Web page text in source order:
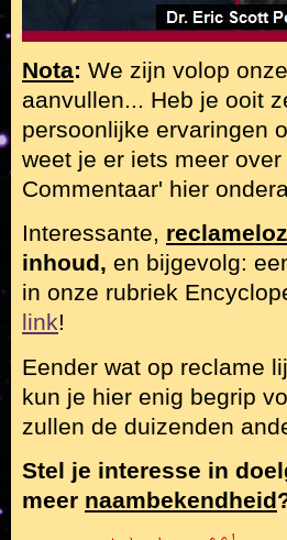
Nota: We zijn volop
aanvullen... Heb je ooit
persoonlijke ervaringen
weet je er iets meer
Commentaar' hier
Interessante,
inhoud, en bijgevolg:
in onze rubriek
link!
Eender wat op reclame
kun je hier enig begrip
zullen de duizenden
Stel je interesse in
meer naambekendheid